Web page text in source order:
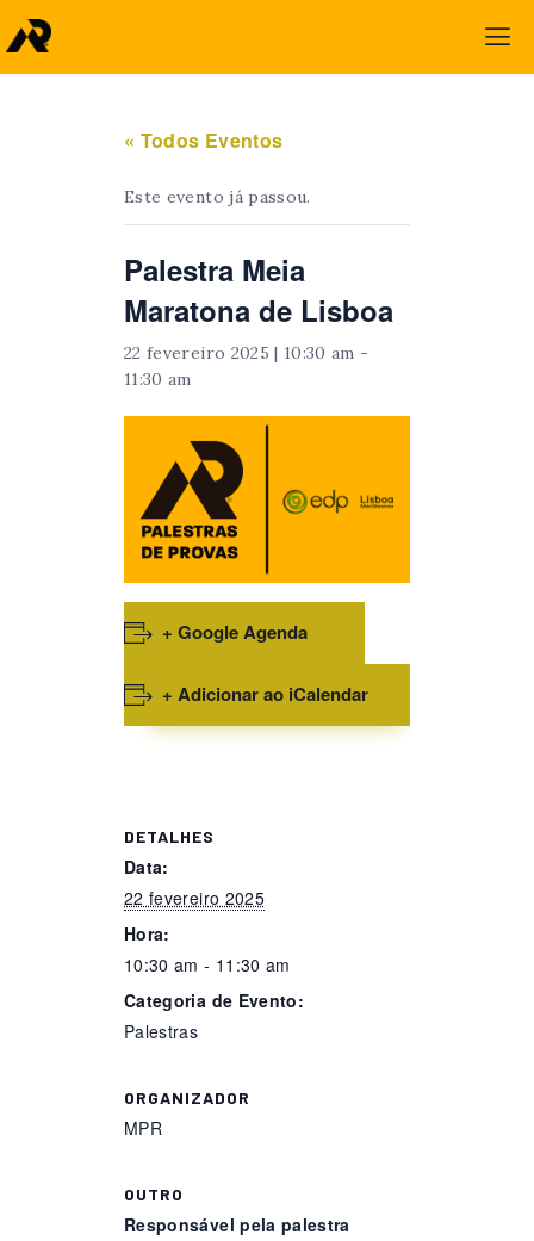
« Todos Eventos
Este evento já passou.
Palestra Meia
Maratona de Lisboa
22 fevereiro 2025 | 10:30 am -
11:30 am
+ Google Agenda
+ Adicionar ao iCalendar
DETALHES
Data:
22 fevereiro 2025
Hora:
10:30 am - 11:30 am
Categoria de Evento:
Palestras
ORGANIZADOR
MPR
OUTRO
Responsável pela palestra